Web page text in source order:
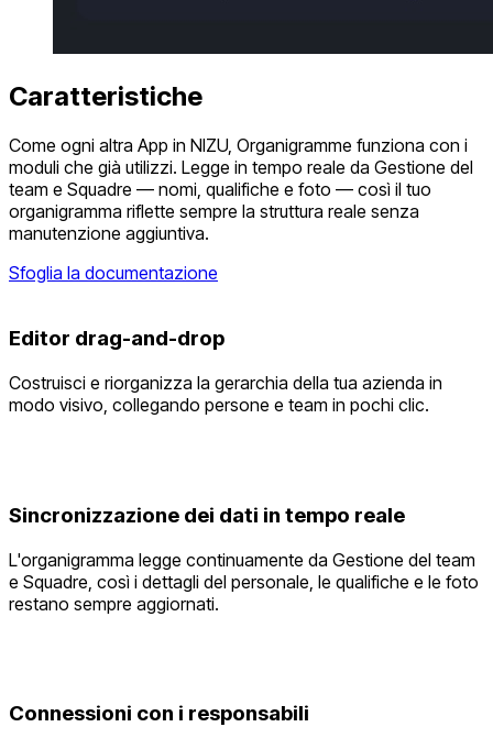
Caratteristiche
Come ogni altra App in NIZU, Organigramme funziona con i
moduli che già utilizzi. Legge in tempo reale da Gestione del
team e Squadre — nomi, qualifiche e foto — così il tuo
organigramma riflette sempre la struttura reale senza
manutenzione aggiuntiva.
Sfoglia la documentazione
Editor drag-and-drop
Costruisci e riorganizza la gerarchia della tua azienda in
modo visivo, collegando persone e team in pochi clic.
Sincronizzazione dei dati in tempo reale
L'organigramma legge continuamente da Gestione del team
e Squadre, così i dettagli del personale, le qualifiche e le foto
restano sempre aggiornati.
Connessioni con i responsabili